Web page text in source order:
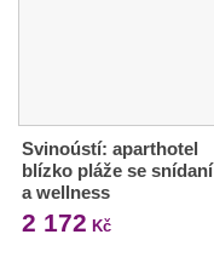
Svinoústí: aparthotel
blízko pláže se snídaní
a wellness
2 172 Kč